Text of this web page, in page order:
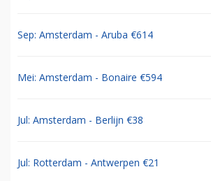
Sep: Amsterdam - Aruba €614
Mei: Amsterdam - Bonaire €594
Jul: Amsterdam - Berlijn €38
Jul: Rotterdam - Antwerpen €21